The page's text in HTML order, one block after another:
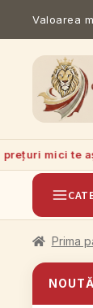
Valoarea
mici te
Prima